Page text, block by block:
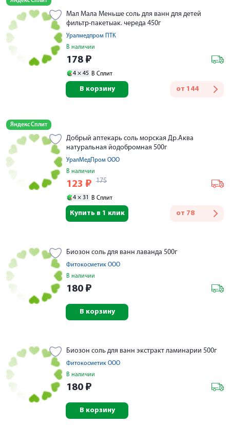
Мал Мала Меньше соль для ванн для детей
фильтр-пакетыак. череда 450г
Уралмедпром ПТК
В наличии
178 ₽
4 × 45 В Сплит
от 144
В корзину
Яндекс Сплит
Добрый аптекарь соль морская Др.Аква
натуральная йодобромная 500г
УралМедПром ООО
В наличии
123 ₽ 175
4 × 31 В Сплит
от 78
Купить в 1 клик
Биозон соль для ванн лаванда 500г
Фитокосметик ООО
В наличии
180 ₽
В корзину
Биозон соль для ванн экстракт ламинарии 500г
Фитокосметик ООО
В наличии
180 ₽
В корзину